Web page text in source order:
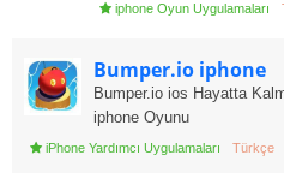
iphone Oyun Uygulamaları
Bumper.io iphone
Bumper.io ios Hayatta
iphone Oyunu
iPhone Yardımcı Uygulamaları Türkçe